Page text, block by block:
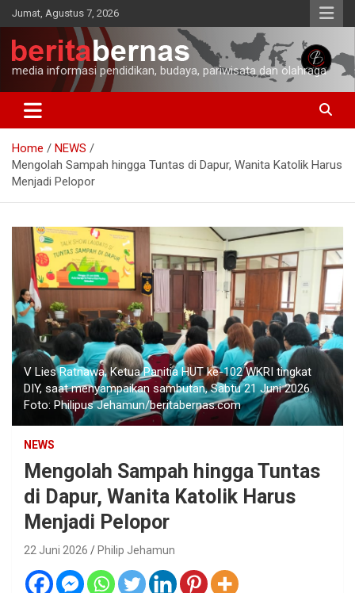
Skip
to
content
Jumat, Agustus 7, 2026
media informasi pendidikan, budaya, pariwisata dan olahraga
Home
NEWS
Mengolah Sampah hingga Tuntas di Dapur, Wanita Katolik Harus
Menjadi Pelopor
V Lies Ratnawa, Ketua Panitia HUT ke-102 WKRI tingkat
DIY, saat menyampaikan sambutan, Sabtu 21 Juni 2026.
Foto: Philipus Jehamun/beritabernas.com
NEWS
Mengolah Sampah hingga Tuntas
di Dapur, Wanita Katolik Harus
Menjadi Pelopor
22 Juni 2026 Philip Jehamun